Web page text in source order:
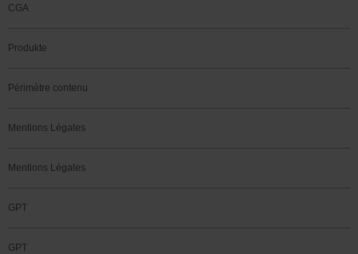
CGA
Produkte
Périmètre contenu
Mentions Légales
Mentions Légales
GPT
GPT